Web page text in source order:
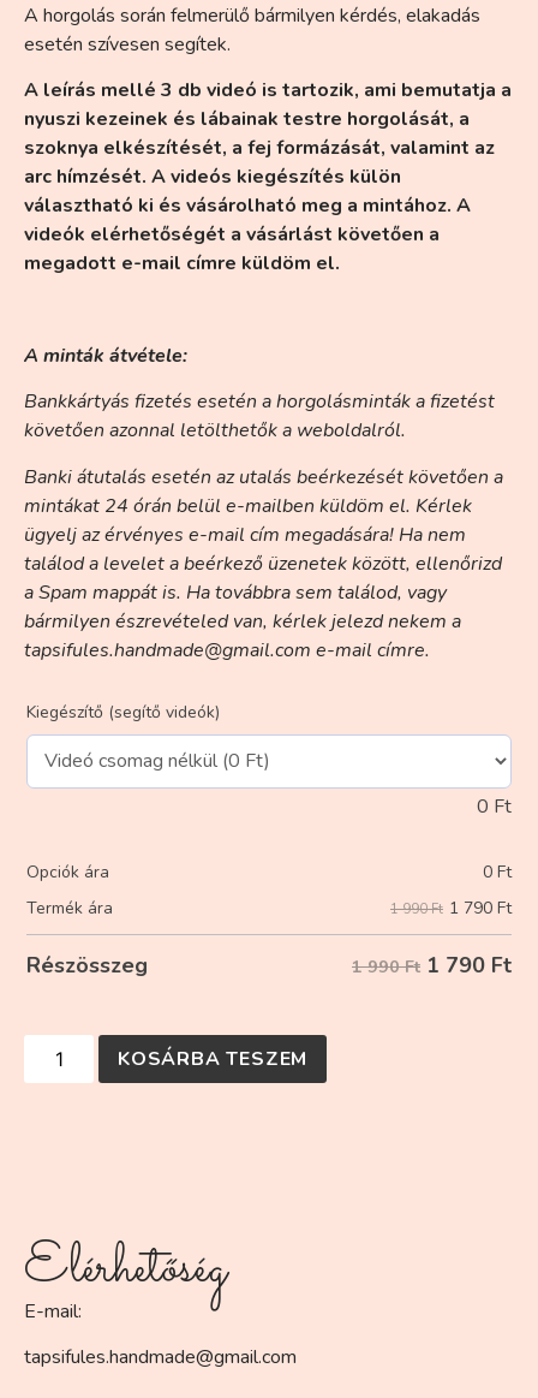
A horgolás során felmerülő bármilyen kérdés, elakadás
esetén szívesen segítek.
A leírás mellé 3 db videó is tartozik, ami bemutatja a
nyuszi kezeinek és lábainak testre horgolását, a
szoknya elkészítését, a fej formázását, valamint az
arc hímzését. A videós kiegészítés külön
választható ki és vásárolható meg a mintához. A
videók elérhetőségét a vásárlást követően a
megadott e-mail címre küldöm el.
A minták átvétele:
Bankkártyás fizetés esetén a horgolásminták a fizetést
követően azonnal letölthetők a weboldalról.
Banki átutalás esetén az utalás beérkezését követően a
mintákat 24 órán belül e-mailben küldöm el. Kérlek
ügyelj az érvényes e-mail cím megadására! Ha nem
találod a levelet a beérkező üzenetek között, ellenőrizd
a Spam mappát is. Ha továbbra sem találod, vagy
bármilyen észrevételed van, kérlek jelezd nekem a
tapsifules.handmade@gmail.com e-mail címre.
Kiegészítő (segítő videók)
0 Ft
Opciók ára 0 Ft
Termék ára
1 990 Ft 1 790 Ft
Részösszeg 1 990 Ft 1 790 Ft
KOSÁRBA TESZEM
Elérhetőség
E-mail:
tapsifules.handmade@gmail.com